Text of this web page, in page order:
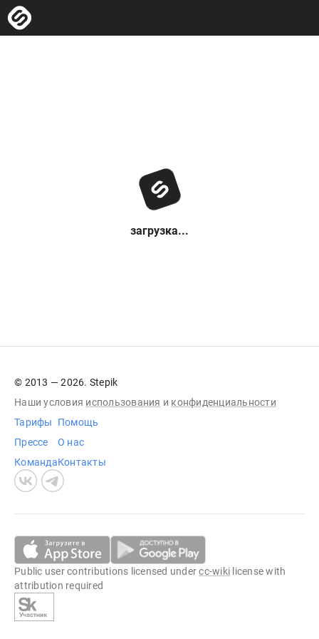
загрузка...
© 2013 — 2026. Stepik
Наши условия использования и конфиденциальности
Тарифы
Прессе
Команда
Помощь
О нас
Контакты
Public user contributions licensed undercc-wiki license with
attribution required